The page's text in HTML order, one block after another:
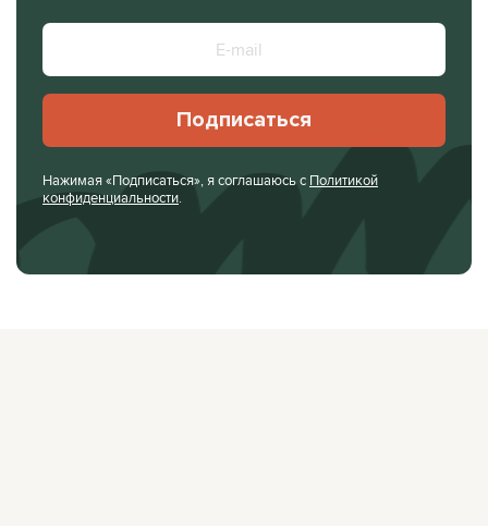
Подписаться
Нажимая «Подписаться», я соглашаюсь с Политикой
конфиденциальности.